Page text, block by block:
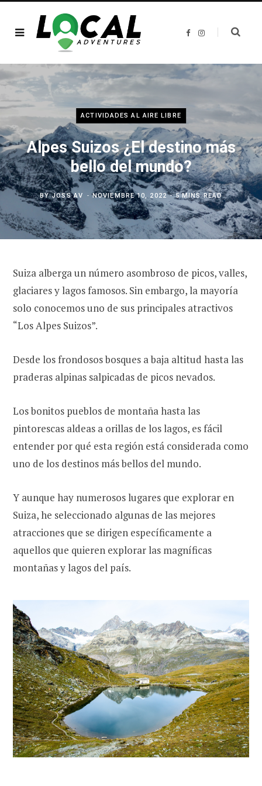
F
b
o
k
I
a
ACTIVIDADES AL AIRE LIBRE
Alpes Suizos ¿El destino más
bello del mundo?
BYJOSS AV NOVIEMBRE 10, 2022 5 MINS READ
Suiza alberga un número asombroso de picos, valles,
glaciares y lagos famosos. Sin embargo, la mayoría
solo conocemos uno de sus principales atractivos
“Los Alpes Suizos”.
Desde los frondosos bosques a baja altitud hasta las
praderas alpinas salpicadas de picos nevados.
Los bonitos pueblos de montaña hasta las
pintorescas aldeas a orillas de los lagos, es fácil
entender por qué esta región está considerada como
uno de los destinos más bellos del mundo.
Y aunque hay numerosos lugares que explorar en
Suiza, he seleccionado algunas de las mejores
atracciones que se dirigen específicamente a
aquellos que quieren explorar las magníficas
montañas y lagos del país.